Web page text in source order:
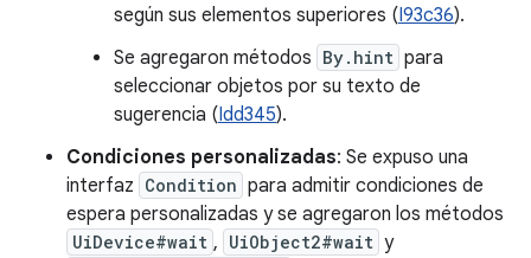
según sus elementos superiores (I93c36).
Se agregaron métodos By.hint para
seleccionar objetos por su texto de
sugerencia (Idd345).
Condiciones personalizadas: Se expuso una
interfaz Condition para admitir condiciones de
espera personalizadas y se agregaron los métodos
UiDevice#wait , UiObject2#wait y